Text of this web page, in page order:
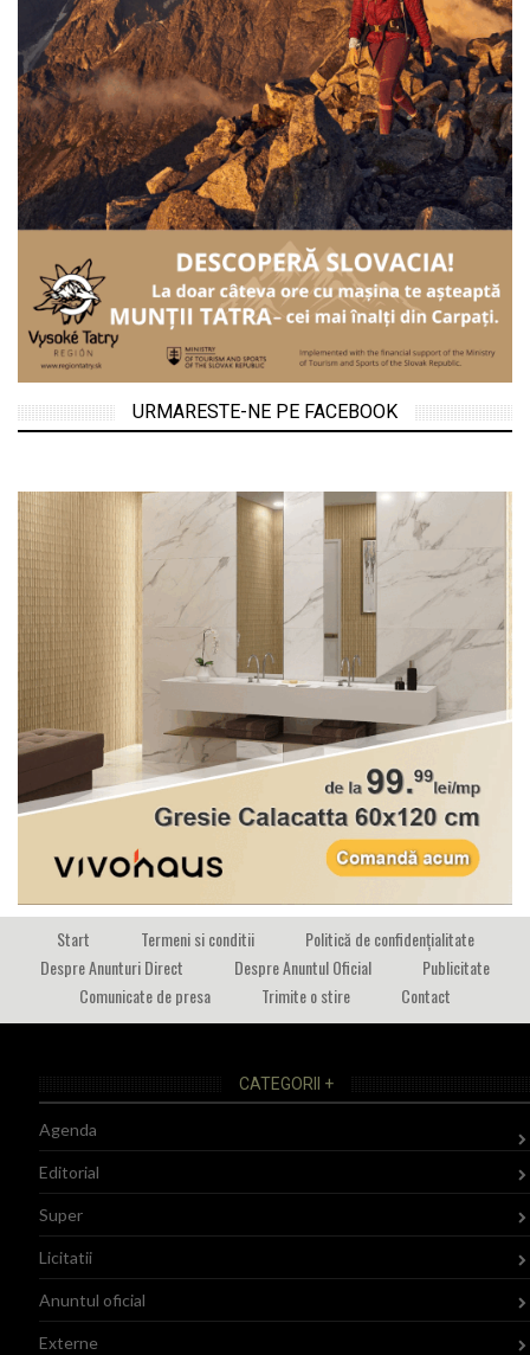
URMARESTE-NE PE FACEBOOK
Start Termeni si conditii
Politică de confidențialitate
Despre Anunturi Direct
Despre Anuntul Oficial
Publicitate
Comunicate de presa
Trimite o stire Contact
CATEGORII +
Agenda
Editorial
Super
Licitatii
Anuntul oficial
Externe